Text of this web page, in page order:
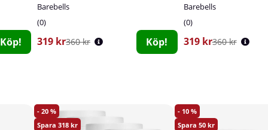
Köp!
Barebells
0
319 kr360 kr Köp!
Barebells
0
319 kr360 kr
20
318
10
50